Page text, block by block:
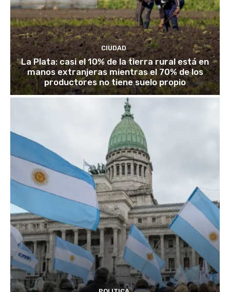
CIUDAD
La Plata: casi el 10% de la tierra rural está en
manos extranjeras mientras el 70% de los
productores no tiene suelo propio